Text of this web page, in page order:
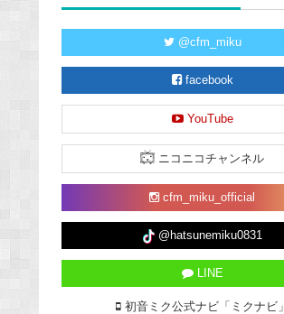
@cfm_miku
facebook
YouTube
ニコニコチャンネル
cfm_miku_official
@hatsunemiku0831
LINE
初音ミク公式ナビ「ミクナビ」